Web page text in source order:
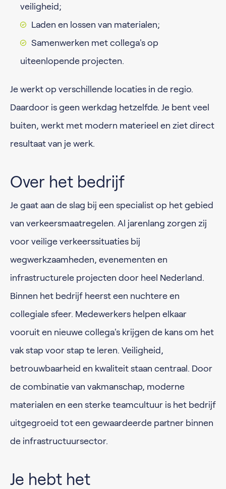
veiligheid;
Laden en lossen van materialen;
Samenwerken met collega's op
uiteenlopende projecten.
Je werkt op verschillende locaties in de regio.
Daardoor is geen werkdag hetzelfde. Je bent veel
buiten, werkt met modern materieel en ziet direct
resultaat van je werk.
Over het bedrijf
Je gaat aan de slag bij een specialist op het gebied
van verkeersmaatregelen. Al jarenlang zorgen zij
voor veilige verkeerssituaties bij
wegwerkzaamheden, evenementen en
infrastructurele projecten door heel Nederland.
Binnen het bedrijf heerst een nuchtere en
collegiale sfeer. Medewerkers helpen elkaar
vooruit en nieuwe collega's krijgen de kans om het
vak stap voor stap te leren. Veiligheid,
betrouwbaarheid en kwaliteit staan centraal. Door
de combinatie van vakmanschap, moderne
materialen en een sterke teamcultuur is het bedrijf
uitgegroeid tot een gewaardeerde partner binnen
de infrastructuursector.
Je hebt het